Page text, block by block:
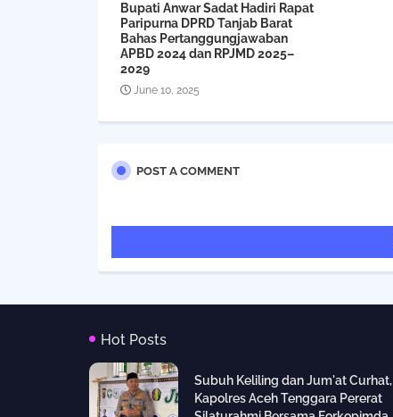
Bupati Anwar Sadat Hadiri Rapat
Paripurna DPRD Tanjab Barat
Bahas Pertanggungjawaban
APBD 2024 dan RPJMD 2025–
2029
June 10, 2025
POST A COMMENT
Hot Posts
Subuh Keliling dan Jum'at Curhat,
Kapolres Aceh Tenggara Pererat